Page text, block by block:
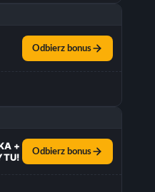
Odbierz bonus
+
Odbierz bonus